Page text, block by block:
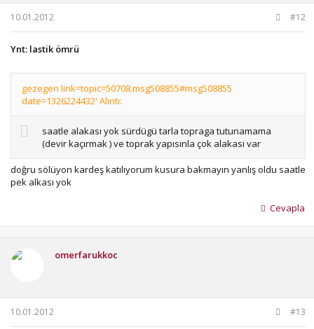
10.01.2012 #12
Ynt: lastik ömrü
gezegen link=topic=50708.msg508855#msg508855
date=1326224432' Alıntı:
saatle alakası yok sürdügü tarla topraga tutunamama
(devir kaçırmak ) ve toprak yapısınla çok alakası var
doğru sölüyon kardeş katılıyorum kusura bakmayın yanlış oldu saatle
pek alkası yok
Cevapla
omerfarukkoc
10.01.2012 #13